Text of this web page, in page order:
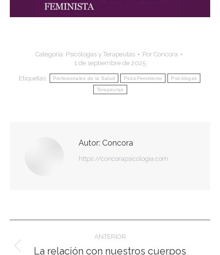
Categoría: Psicólogas y Terapeutas Por Concora
1 de septiembre de 2025
Etiquetas: Profesionales de la Salud PsicoFeminismo Psicólogas
Terapeutas
Autor: Concora
https://concorapsicologia.com
NavegaciónANTERIOR
Publicación
La relación con nuestros cuerpos